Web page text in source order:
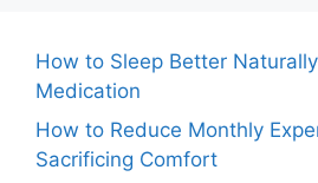
How to Sleep Better
Medication
How to Reduce Monthly
Sacrificing Comfort